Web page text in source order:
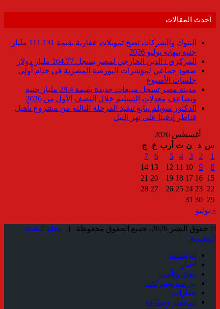
أحدث المقالات
البنوك والشركات تضخ تمويلات عقارية بقيمة 111.131 مليار
جنيه بنهاية يوليو 2026
المركزي : الدين الخارجي لمصر يسجل 164.77 مليار دولار
صعود جماعي لمؤشرات البورصة المصرية في ختام أولى
جلسات الأسبوع
مدينة مصر تسجل مبيعات جديدة بقيمة 28.4 مليار جنيه
وتضاعف معدلات التسليم خلال النصف الأول من 2026
الدكتور سويلم يتابع تنفيذ المرحلة الثالثة من مشروع تأهيل
قناطر إدفينا على نهر النيل
أغسطس 2026
س د ن ث أرب خ
ج
1
2
3
4
5
6
7
8
9
10
11
12
13
14
15
16
17
18
19
20
21
22
23
24
25
26
27
28
29
30
31
« يوليو
© حقوق النشر 2026، جميع الحقوق محفوظة |
مجلة النخبة
المصرية
الرئيسية
أخبار
بنوك وتأمين
بورصة وشركات
عقارات
استثمار وصناعة